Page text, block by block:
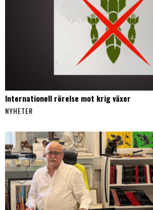
Internationell rörelse mot krig växer
NYHETER